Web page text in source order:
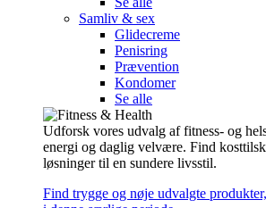
Samliv & sex
Glidecreme
Penisring
Prævention
Kondomer
Se alle
Udforsk vores udvalg af fitness- og
energi og daglig velvære. Find
løsninger til en sundere livsstil.
Find trygge og nøje udvalgte